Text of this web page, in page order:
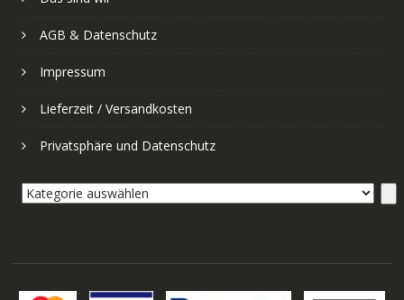
AGB & Datenschutz
Impressum
Lieferzeit / Versandkosten
Privatsphäre und Datenschutz
Kategorie